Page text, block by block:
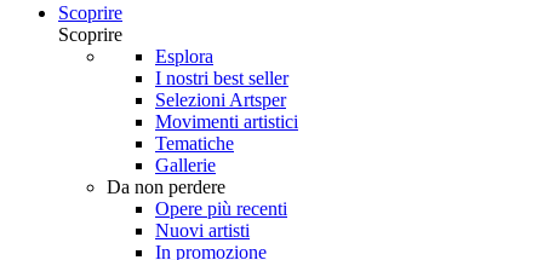
Scoprire
Scoprire
Esplora
I nostri best seller
Selezioni Artsper
Movimenti artistici
Tematiche
Gallerie
Da non perdere
Opere più recenti
Nuovi artisti
In promozione